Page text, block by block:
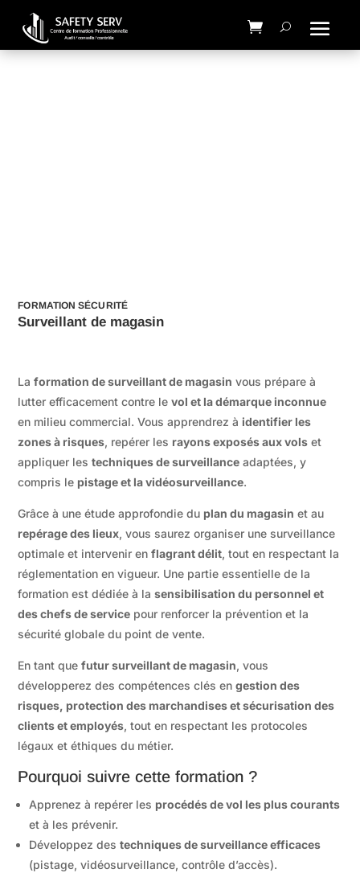
FORMATION SÉCURITÉ
Surveillant de magasin
Laformation de surveillant de magasin vous prépare à
lutter efficacement contre levol et la démarque inconnue
en milieu commercial. Vous apprendrez à identifier les
zones à risques, repérer les rayons exposés aux vols et
appliquer lestechniques de surveillance adaptées, y
compris le pistage et la vidéosurveillance.
Grâce à une étude approfondie du plan du magasin et au
repérage des lieux, vous saurez organiser une surveillance
optimale et intervenir enflagrant délit, tout en respectant la
réglementation en vigueur. Une partie essentielle de la
formation est dédiée à lasensibilisation du personnel et
des chefs de service pour renforcer la prévention et la
sécurité globale du point de vente.
En tant quefutur surveillant de magasin, vous
développerez des compétences clés engestion des
risques, protection des marchandises et sécurisation des
clients et employés, tout en respectant les protocoles
légaux et éthiques du métier.
Pourquoi suivre cette formation ?
Apprenez à repérer les procédés de vol les plus courants
et à les prévenir.
Développez destechniques de surveillance efficaces
(pistage, vidéosurveillance, contrôle d’accès).